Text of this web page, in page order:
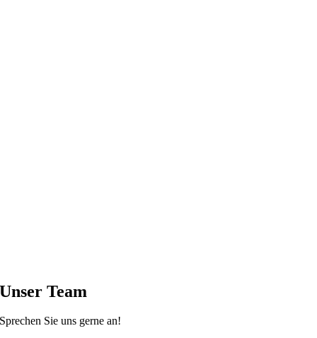
Unser Team
Sprechen Sie uns gerne an!